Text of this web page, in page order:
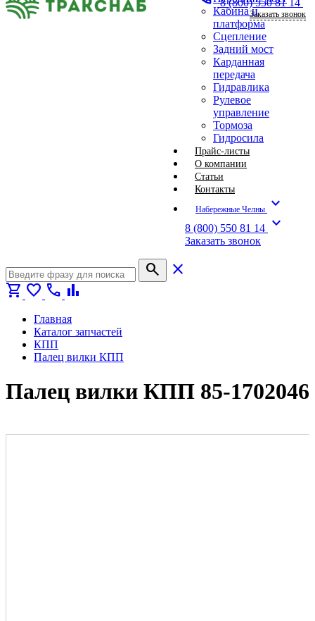
Кабина и
платформа
Сцепление
Задний мост
Карданная
передача
Гидравлика
Рулевое
управление
Тормоза
Гидросила
Прайс-листы
О компании
Статьи
Контакты
Набережные Челны expand_more
8 (800) 550 81 14 expand_more
Заказать звонок
Заказать звонок
search
close
shopping_cart favorite call bar_chart
Главная
Каталог запчастей
КПП
Палец вилки КПП
Палец вилки КПП 85-1702046